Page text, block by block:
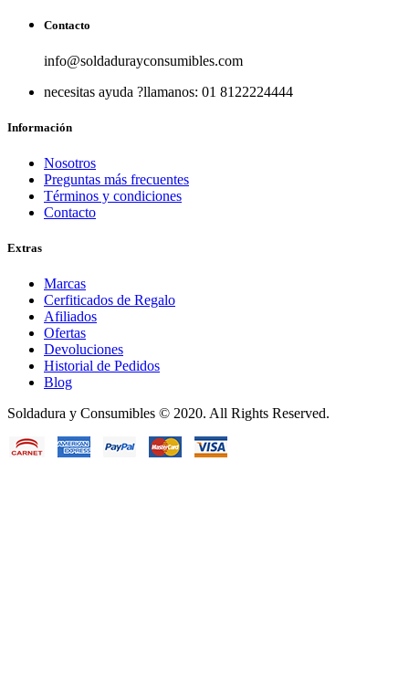
Contacto
info@soldadurayconsumibles.com
necesitas ayuda ?llamanos: 01 8122224444
Información
Nosotros
Preguntas más frecuentes
Términos y condiciones
Contacto
Extras
Marcas
Cerfiticados de Regalo
Afiliados
Ofertas
Devoluciones
Historial de Pedidos
Blog
Soldadura y Consumibles © 2020. All Rights Reserved.